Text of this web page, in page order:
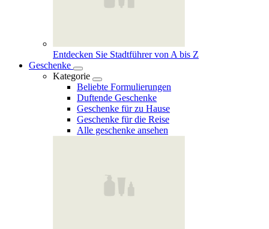
Entdecken Sie Stadtführer von A bis Z
Geschenke
Kategorie
Beliebte Formulierungen
Duftende Geschenke
Geschenke für zu Hause
Geschenke für die Reise
Alle geschenke ansehen